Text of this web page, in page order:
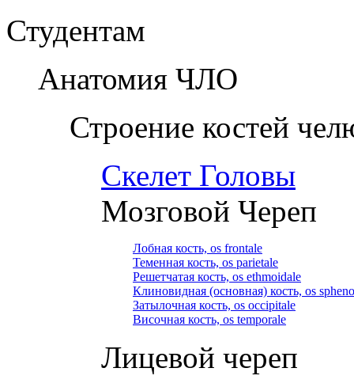
Студентам
Анатомия ЧЛО
Строение костей
Скелет Головы
Мозговой Череп
Лобная кость, os frontale
Теменная кость, os parietale
Решетчатая кость, os ethmoidale
Клиновидная (основная) кость, os
Затылочная кость, os occipitale
Височная кость, os temporale
Лицевой череп